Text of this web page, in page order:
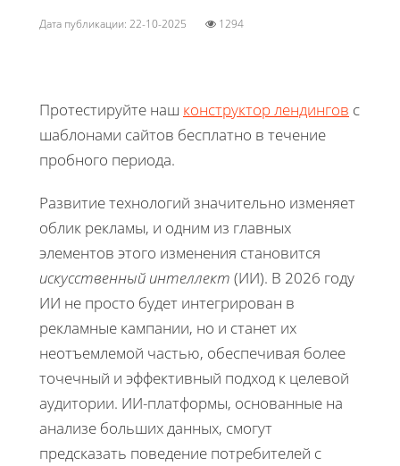
Дата публикации: 22-10-2025 1294
Протестируйте наш конструктор лендингов с
шаблонами сайтов бесплатно в течение
пробного периода.
Развитие технологий значительно изменяет
облик рекламы, и одним из главных
элементов этого изменения становится
искусственный интеллект (ИИ). В 2026 году
ИИ не просто будет интегрирован в
рекламные кампании, но и станет их
неотъемлемой частью, обеспечивая более
точечный и эффективный подход к целевой
аудитории. ИИ-платформы, основанные на
анализе больших данных, смогут
предсказать поведение потребителей с